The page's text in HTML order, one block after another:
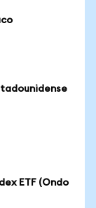
ETF (Ondo